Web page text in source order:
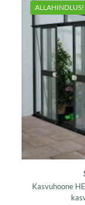
ALLAHINDLUS!
Kasvuhoone